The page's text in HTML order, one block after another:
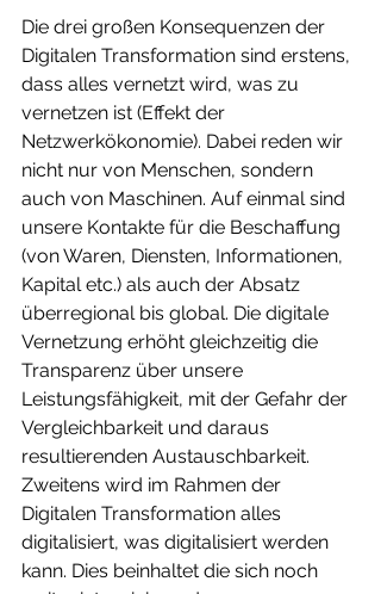
Die drei großen Konsequenzen der
Digitalen Transformation sind erstens,
dass alles vernetzt wird, was zu
vernetzen ist (Effekt der
Netzwerkökonomie). Dabei reden wir
nicht nur von Menschen, sondern
auch von Maschinen. Auf einmal sind
unsere Kontakte für die Beschaffung
(von Waren, Diensten, Informationen,
Kapital etc.) als auch der Absatz
überregional bis global. Die digitale
Vernetzung erhöht gleichzeitig die
Transparenz über unsere
Leistungsfähigkeit, mit der Gefahr der
Vergleichbarkeit und daraus
resultierenden Austauschbarkeit.
Zweitens wird im Rahmen der
Digitalen Transformation alles
digitalisiert, was digitalisiert werden
kann. Dies beinhaltet die sich noch